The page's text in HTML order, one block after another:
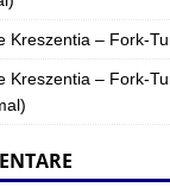
Kreszentia – Fork-
Kreszentia – Fork-